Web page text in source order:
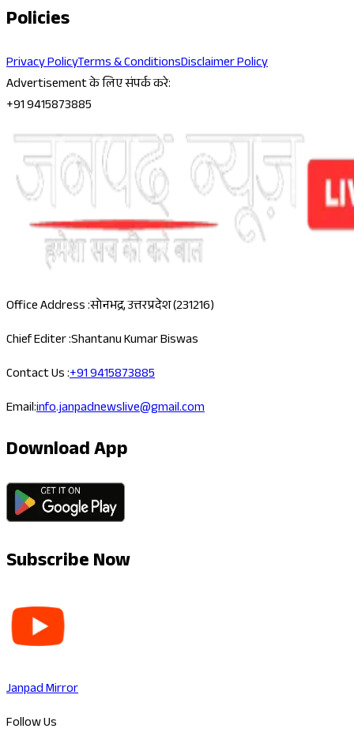
Policies
Privacy PolicyTerms & ConditionsDisclaimer Policy
Advertisement के लिए संपर्क करे:
+91 9415873885
Office Address :सोनभद्र, उत्तरप्रदेश (231216)
Chief Editer :Shantanu Kumar Biswas
Contact Us :+91 9415873885
Email:info.janpadnewslive@gmail.com
Download App
Subscribe Now
Janpad Mirror
Follow Us